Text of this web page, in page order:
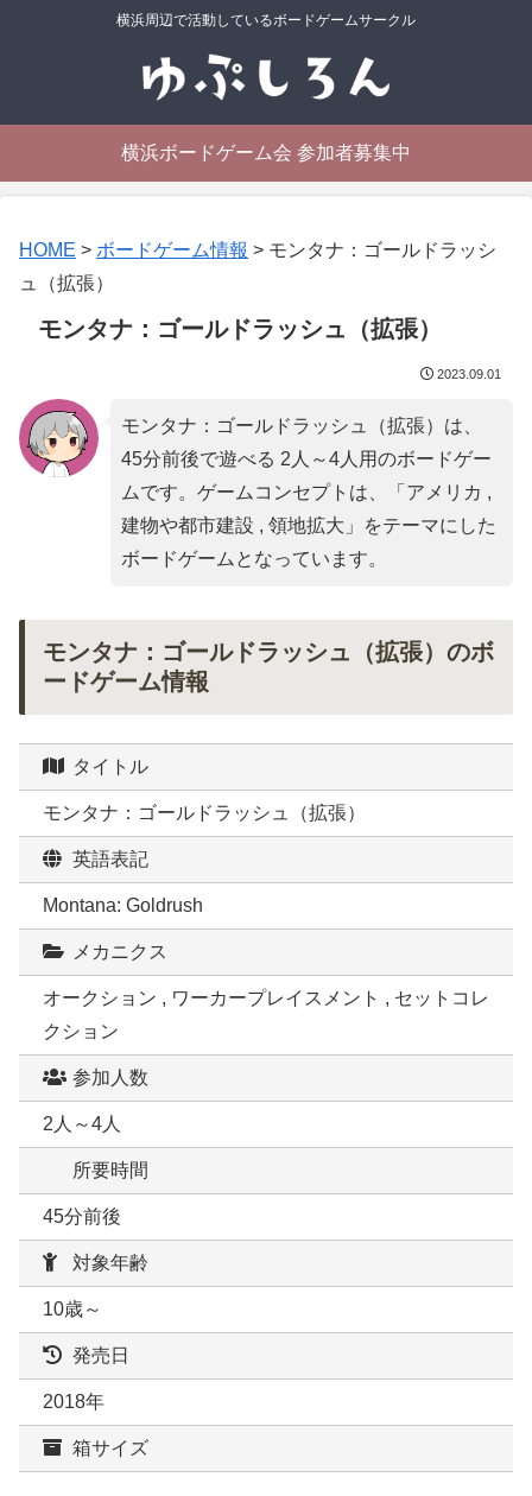
横浜周辺で活動しているボードゲームサークル
横浜ボードゲーム会 参加者募集中
HOME > ボードゲーム情報 > モンタナ：ゴールドラッシ
ュ（拡張）
モンタナ：ゴールドラッシュ（拡張）
2023.09.01
モンタナ：ゴールドラッシュ（拡張）は、
45分前後で遊べる 2人～4人用のボードゲー
ムです。ゲームコンセプトは、「 アメリカ ,
建物や都市建設 , 領地拡大 」をテーマにした
ボードゲームとなっています。
モンタナ：ゴールドラッシュ（拡張）のボ
ードゲーム情報
タイトル
モンタナ：ゴールドラッシュ（拡張）
英語表記
Montana: Goldrush
メカニクス
オークション , ワーカープレイスメント , セットコレ
クション
参加人数
2人～4人
所要時間
45分前後
対象年齢
10歳～
発売日
2018年
箱サイズ